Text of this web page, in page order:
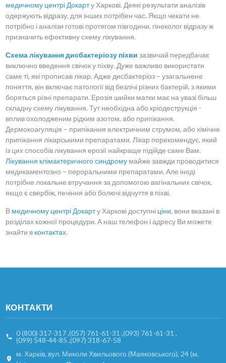
медичному центрі Докарту Харкові. Деякі результати аналізів
одержують відразу, для інших потрібен час. Якщо чекати не
потрібно і аналізи готові протягом півгодини, гінеколог відразу ж
призначить ефективну схему лікування.
Схема лікування дисбактеріозу піхви зазвичай передбачає
виключно введення свічок у піхву. Дуже важливо використати
саме ті, які прописав лікар. Адже дисбактеріоз – узагальнене
поняття, він включає патології від безлічі різних бактерій, з якими
боряться різні препарати. Ерозія шийки матки має на увазі більш
складну схему лікування. Тут необхідна або кріодеструкція -
вплив охолодженим рідким азотом, або припікання.
Дермокоагуляція – припікання електричним струмом, або хімічне
припікання лікарськими препаратами. Лікар порекомендує, який
із цих способів лікування ерозії найкраще підійде саме Вам.
Лікування клімактеричного синдромумайже завжди проводитися
медикаментозно – пероральними препаратами. Але іноді
потрібне локальне втручання за допомогою вагінальних свічок,
якщо є свербіж, печіння або болючі відчуття в піхві.
Вмедичному центрі Докарту Харкові доступні ціни, вони вказані в
розділах кожної процедури. А наш телефон і адресу Ви можете
знайти в контактах.
КОНТАКТИ
0 (800) 317-317 ,(057) 761-61-31 ,(093) 761-61-31 ,
(099) 548-44-85 ,(097) 318-67-58
м. Харків, вул. Миколи Хвильового (Маяковського), 24 (м.